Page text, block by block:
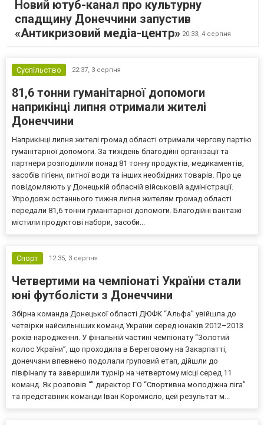
Новий ютуб-канал про культурну
спадщину Донеччини запустив
«Антикризовий медіа-центр» 20:33, 4 серпня
Суспільство 22:37, 3 серпня
81,6 тонни гуманітарної допомоги
наприкінці липня отримали жителі
Донеччини
Наприкінці липня жителі громад області отримали чергову партію
гуманітарної допомоги. За тиждень благодійні організації та
партнери розподілили понад 81 тонну продуктів, медикаментів,
засобів гігієни, питної води та інших необхідних товарів. Про це
повідомляють у Донецькій обласній військовій адміністрації.
Упродовж останнього тижня липня жителям громад області
передали 81,6 тонни гуманітарної допомоги. Благодійні вантажі
містили продуктові набори, засоби...
Спорт 12:35, 3 серпня
Четвертими на чемпіонаті України стали
юні футболісти з Донеччини
Збірна команда Донецької області ДЮФК “Альфа” увійшла до
четвірки найсильніших команд України серед юнаків 2012–2013
років народження. У фінальній частині чемпіонату “Золотий
колос України”, що проходила в Береговому на Закарпатті,
донеччани впевнено подолали груповий етап, дійшли до
півфіналу та завершили турнір на четвертому місці серед 11
команд. Як розповів “” директор ГО “Спортивна молодіжна ліга”
та представник команди Іван Коромисло, цей результат м...